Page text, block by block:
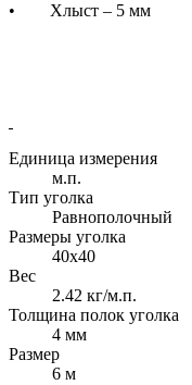
• Хлыст – 5 мм
Единица измерения
м.п.
Тип уголка
Равнополочный
Размеры уголка
40х40
Вес
2.42 кг/м.п.
Толщина полок уголка
4 мм
Размер
6 м